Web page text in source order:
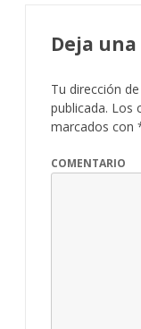
Deja
Tu dirección
publicada. Los
marcados con
COMENTARIO